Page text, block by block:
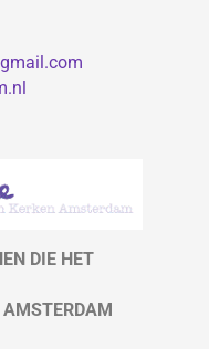
DIE HET